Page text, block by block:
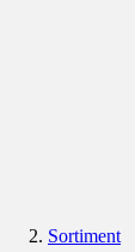
Sortiment